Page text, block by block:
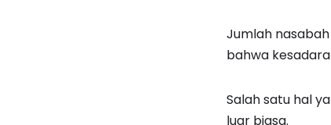
Jumlah
bahwa
Salah satu hal
luar biasa.